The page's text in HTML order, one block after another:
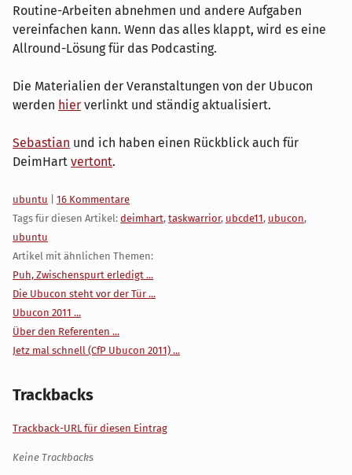
Routine-Arbeiten abnehmen und andere Aufgaben
vereinfachen kann. Wenn das alles klappt, wird es eine
Allround-Lösung für das Podcasting.
Die Materialien der Veranstaltungen von der Ubucon
werden hier verlinkt und ständig aktualisiert.
Sebastian und ich haben einen Rückblick auch für
DeimHart vertont.
Kategorien:
ubuntu
16 Kommentare
Tags für diesen Artikel: deimhart, taskwarrior, ubcde11, ubucon,
ubuntu
Artikel mit ähnlichen Themen:
Puh, Zwischenspurt erledigt ...
Die Ubucon steht vor der Tür ...
Ubucon 2011 ...
Über den Referenten ...
Jetz mal schnell (CfP Ubucon 2011) ...
Trackbacks
Trackback-URL für diesen Eintrag
Keine Trackbacks